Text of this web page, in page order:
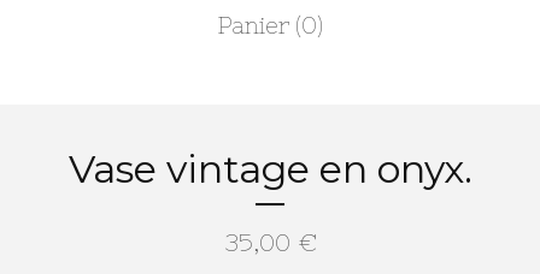
Panier (0)
Vase vintage en onyx.
35,00 €